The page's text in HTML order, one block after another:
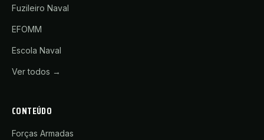
Fuzileiro Naval
EFOMM
Escola Naval
Ver todos →
CONTEÚDO
Forças Armadas